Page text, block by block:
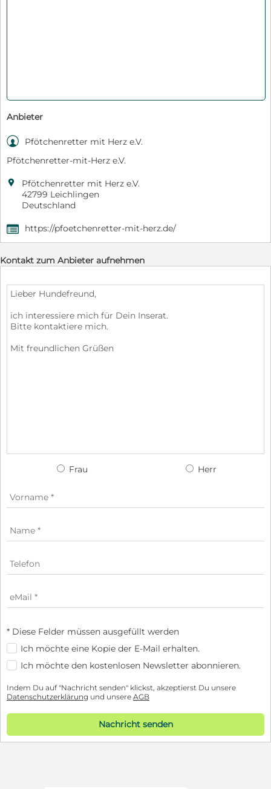
Anbieter

Pfötchenretter mit Herz e.V.
Pfötchenretter-mit-Herz e.V.

Pfötchenretter mit Herz e.V.
42799 Leichlingen
Deutschland
, https://pfoetchenretter-mit-herz.de/
Kontakt zum Anbieter aufnehmen
Frau Herr
* Diese Felder müssen ausgefüllt werden
Ich möchte eine Kopie der E-Mail erhalten.
Ich möchte den kostenlosen Newsletter abonnieren.
Indem Du auf "Nachricht senden" klickst, akzeptierst Du unsere
Datenschutzerklärung und unsere AGB
Nachricht senden